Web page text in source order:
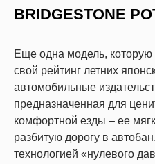
BRIDGESTONE
Еще одна модель, которую
свой рейтинг летних
автомобильные
предназначенная для
комфортной езды – ее
разбитую дорогу в
технологией «нулевого